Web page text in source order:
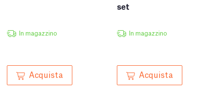
In magazzino
Acquista
set
In magazzino
Acquista